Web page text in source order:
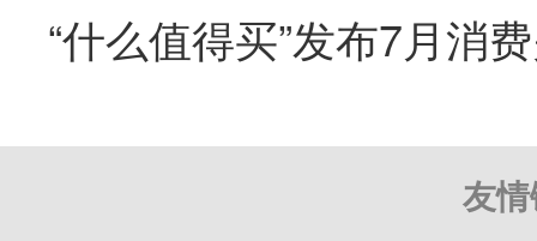
“什么值得买”发布7月消
友